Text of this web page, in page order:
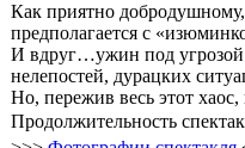
Как приятно
предполагается с
И вдруг…ужин под угрозой
нелепостей, дурацких
Но, пережив весь этот
Продолжительность